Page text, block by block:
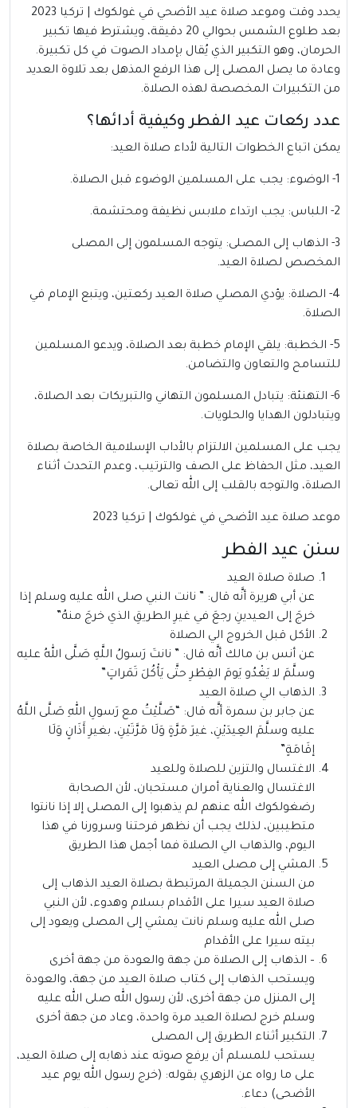
يحدد وقت وموعد صلاة عيد الأضحي في غولكوك | تركيا 2023
بعد طلوع الشمس بحوالي 20 دقيقة، ويشترط فيها تكبير
الحرمان، وهو التكبير الذي يُقال بإمداد الصوت في كل تكبيرة.
وعادة ما يصل المصلى إلى هذا الرفع المذهل بعد تلاوة العديد
من التكبيرات المخصصة لهذه الصلاة.
عدد ركعات عيد الفطر وكيفية أدائها؟
يمكن اتباع الخطوات التالية لأداء صلاة العيد:
1- الوضوء: يجب على المسلمين الوضوء قبل الصلاة.
2- اللباس: يجب ارتداء ملابس نظيفة ومحتشمة.
3- الذهاب إلى المصلى: يتوجه المسلمون إلى المصلى
المخصص لصلاة العيد.
4- الصلاة: يؤدي المصلي صلاة العيد ركعتين، ويتبع الإمام في
الصلاة.
5- الخطبة: يلقي الإمام خطبة بعد الصلاة، ويدعو المسلمين
للتسامح والتعاون والتضامن.
6- التهنئة: يتبادل المسلمون التهاني والتبريكات بعد الصلاة،
ويتبادلون الهدايا والحلويات.
يجب على المسلمين الالتزام بالأداب الإسلامية الخاصة بصلاة
العيد، مثل الحفاظ على الصف والترتيب، وعدم التحدث أثناء
الصلاة، والتوجه بالقلب إلى الله تعالى.
موعد صلاة عيد الأضحي في غولكوك | تركيا 2023
سنن عيد الفطر
صلاة صلاة العيد
عن أبي هريرة أنَّه قال: ” نانت النبي صلى الله عليه وسلم إذا
خرجَ إلى العيدينِ رجعَ في غيرِ الطريقِ الذي خرجَ منهُ”
الأكل قبل الخروج الي الصلاة
عن أنس بن مالك أنَّه قال: ” نانتَ رَسولُ اللَّهِ صَلَّى اللهُ عليه
وسلَّمَ لا يَغْدُو يَومَ الفِطْرِ حتَّى يَأْكُلَ تَمَراتٍ”
الذهاب الي صلاة العيد
عن جابر بن سمرة أنَّه قال: “صَلَّيْتُ مع رَسولِ اللهِ صَلَّى اللَّهُ
عليه وسلَّمَ العِيدَيْنِ، غيرَ مَرَّةٍ وَلَا مَرَّتَيْنِ، بغيرِ أَذَانٍ وَلَا
إقَامَةٍ”
الاغتسال والتزين للصلاة وللعيد
الاغتسال والعناية أمران مستحبان، لأن الصحابة
رضغولكوك الله عنهم لم يذهبوا إلى المصلى إلا إذا نانتوا
متطيبين، لذلك يجب أن نظهر فرحتنا وسرورنا في هذا
اليوم، والذهاب الي الصلاة فما أجمل هذا الطريق
المشي إلى مصلى العيد
من السنن الجميلة المرتبطة بصلاة العيد الذهاب إلى
صلاة العيد سيرا على الأقدام بسلام وهدوء، لأن النبي
صلى الله عليه وسلم نانت يمشي إلى المصلى ويعود إلى
بيته سيرا على الأقدام
– الذهاب إلى الصلاة من جهة والعودة من جهة أخرى
ويستحب الذهاب إلى كتاب صلاة العيد من جهة، والعودة
إلى المنزل من جهة أخرى، لأن رسول الله صلى الله عليه
وسلم خرج لصلاة العيد مرة واحدة، وعاد من جهة أخرى
التكبير أثناء الطريق إلى المصلى
يستحب للمسلم أن يرفع صوته عند ذهابه إلى صلاة العيد،
على ما رواه عن الزهري بقوله: (خرج رسول الله يوم عيد
الأضحى) دعاء.